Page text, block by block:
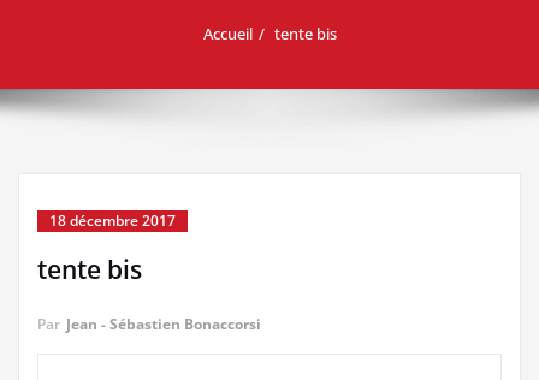
Accueil tente bis
18 décembre 2017
tente bis
Par Jean - Sébastien Bonaccorsi